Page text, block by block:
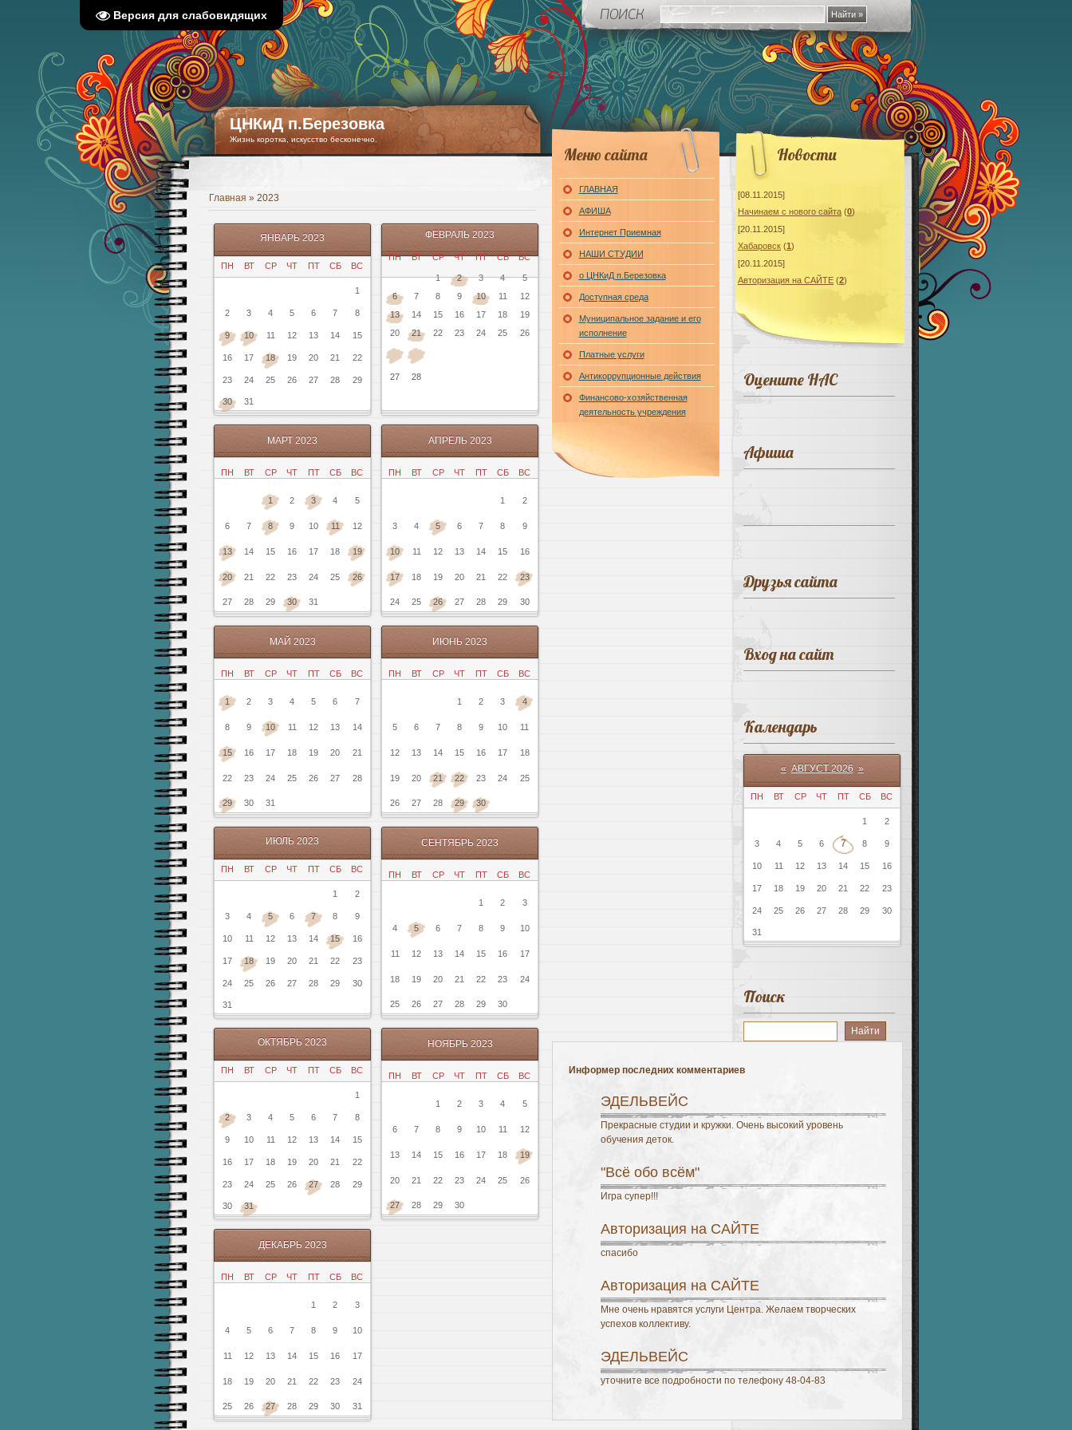
Версия для слабовидящих
ЦНКиД п.Березовка
Жизнь коротка, искусство бесконечно.
Главная » 2023
ЯНВАРЬ 2023
ПН ВТ СР ЧТ ПТ СБ ВС
1
2 3 4 5 6 7 8
9 10 11 12 13 14 15
16 17 18 19 20 21 22
23 24 25 26 27 28 29
30 31
ФЕВРАЛЬ 2023
ПН ВТ СР ЧТ ПТ СБ ВС
1 2 3 4
5
6
7 8 9 10 11
12
13
14 15 16 17 18
19
20
21 22 23 24 25 26
27 28
МАРТ 2023
ПН ВТ СР ЧТ ПТ СБ ВС
1 2 3 4 5
6 7 8 9 10 11 12
13 14 15 16 17 18 19
20 21 22 23 24 25 26
27 28 29 30 31
АПРЕЛЬ 2023
ПН ВТ СР ЧТ ПТ СБ ВС
1 2
3 4 5 6 7 8 9
10 11 12 13 14 15 16
17 18 19 20 21 22 23
24 25 26 27 28 29 30
МАЙ 2023
ПН ВТ СР ЧТ ПТ СБ ВС
1 2 3 4 5 6 7
8 9 10 11 12 13 14
15 16 17 18 19 20 21
22 23 24 25 26 27 28
29 30 31
ИЮНЬ 2023
ПН ВТ СР ЧТ ПТ СБ ВС
1 2 3 4
5 6 7 8 9 10 11
12 13 14 15 16 17 18
19 20 21 22 23 24 25
26 27 28 29 30
ИЮЛЬ 2023
ПН ВТ СР ЧТ ПТ СБ ВС
1 2
3 4 5 6 7 8 9
10 11 12 13 14 15 16
17 18 19 20 21 22 23
24 25 26 27 28 29 30
31
СЕНТЯБРЬ 2023
ПН ВТ СР ЧТ ПТ СБ ВС
1 2 3
4 5 6 7 8 9 10
11 12 13 14 15 16 17
18 19 20 21 22 23 24
25 26 27 28 29 30
ОКТЯБРЬ 2023
ПН ВТ СР ЧТ ПТ СБ ВС
1
2 3 4 5 6 7 8
9 10 11 12 13 14 15
16 17 18 19 20 21 22
23 24 25 26 27 28 29
30 31
НОЯБРЬ 2023
ПН ВТ СР ЧТ ПТ СБ ВС
1 2 3 4 5
6 7 8 9 10 11 12
13 14 15 16 17 18 19
20 21 22 23 24 25 26
27 28 29 30
ДЕКАБРЬ 2023
ПН ВТ СР ЧТ ПТ СБ ВС
1 2 3
4 5 6 7 8 9 10
11 12 13 14 15 16 17
18 19 20 21 22 23 24
25 26 27 28 29 30 31
Меню сайта
ГЛАВНАЯ
АФИША
Интернет Приемная
НАШИ СТУДИИ
о ЦНКиД п.Березовка
Доступная среда
Муниципальное задание и его
исполнение
Платные услуги
Антикоррупционные действия
Финансово-хозяйственная
деятельность учреждения
Новости
[08.11.2015]
Начинаeм с нового сайта (0)
[20.11.2015]
Хабаровск (1)
[20.11.2015]
Авторизация на САЙТЕ (2)
Оцените НАС
Афиша
Друзья сайта
Вход на сайт
Календарь
« АВГУСТ 2026 »
ПН ВТ СР ЧТ ПТ СБ ВС
1 2
3 4 5 6 7 8 9
10 11 12 13 14 15 16
17 18 19 20 21 22 23
24 25 26 27 28 29 30
31
Поиск
Информер последних комментариев
ЭДЕЛЬВЕЙС
Прекрасные студии и кружки. Очень высокий уровень
обучения деток.
"Всё обо всём"
Игра супер!!!
Авторизация на САЙТЕ
спасибо
Авторизация на САЙТЕ
Мне очень нравятся услуги Центра. Желаем творческих
успехов коллективу.
ЭДЕЛЬВЕЙС
уточните все подробности по телефону 48-04-83